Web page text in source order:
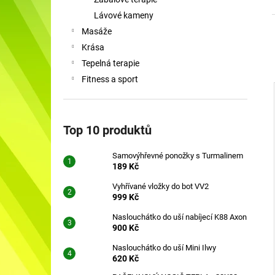
Lávové kameny
Masáže
Krása
Tepelná terapie
Fitness a sport
Top 10 produktů
Samovýhřevné ponožky s Turmalinem
189 Kč
Vyhřívané vložky do bot VV2
999 Kč
Naslouchátko do uší nabíjecí K88 Axon
900 Kč
Naslouchátko do uší Mini Ilwy
620 Kč
SAMOVÝHŘEVNÉ PONOŽKY S
TURMALINEM
189 Kč